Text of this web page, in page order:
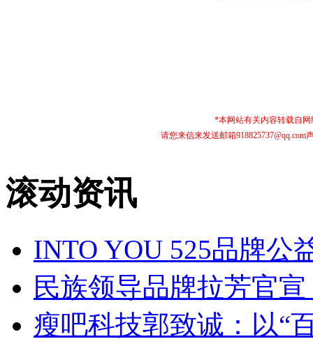
*本网站有关内容转载自
请您来信来发送邮箱
滚动资讯
INTO YOU 525品牌公
民族领导品牌拉芳官
瘦吧科技郭致诚：以“